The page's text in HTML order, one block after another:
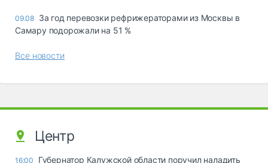
09.08 За год перевозки рефрижераторами из Москвы в
Самару подорожали на 51 %
Все новости
Центр
16:00
Губернатор Калужской области поручил наладить